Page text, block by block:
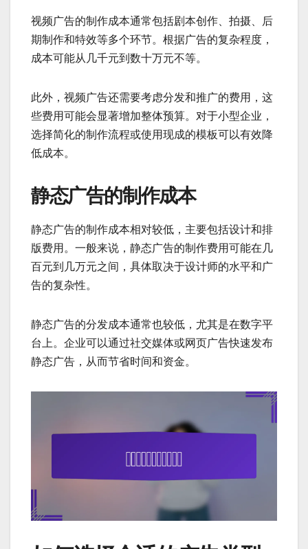
视频广告的制作成本通常包括剧本创作、拍摄、后
期制作和特效等多个环节。根据广告的复杂程度，
成本可能从几千元到数十万元不等。
此外，视频广告还需要考虑分发和推广的费用，这
些费用可能会显著增加整体预算。对于小型企业，
选择简化的制作流程或使用现成的模板可以有效降
低成本。
静态广告的制作成本
静态广告的制作成本相对较低，主要包括设计和排
版费用。一般来说，静态广告的制作费用可能在几
百元到几万元之间，具体取决于设计师的水平和广
告的复杂性。
静态广告的分发成本通常也较低，尤其是在数字平
台上。企业可以通过社交媒体或网页广告快速发布
静态广告，从而节省时间和资金。